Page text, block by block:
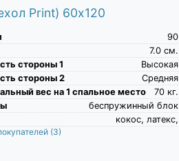
Print) 60х120
90
см.
7.0
стороны 1
Высокая
стороны 2
Средняя
вес на 1 спальное место
кг.
70
беспружинный блок
кокос, латекс,
(3)